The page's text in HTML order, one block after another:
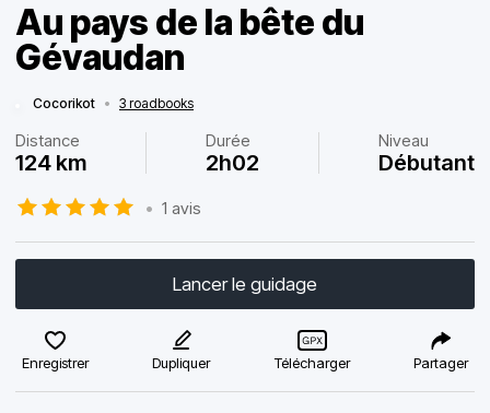
Au pays de la bête du
Gévaudan
Cocorikot • 3 roadbooks
Distance
124 km
Durée
2h02
Niveau
Débutant
• 1 avis
Lancer le guidage
Enregistrer Dupliquer Télécharger Partager